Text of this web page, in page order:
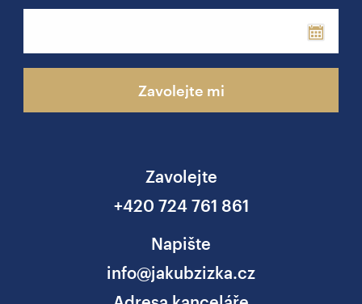
Zavolejte mi
Zavolejte
+420 724 761 861
Napište
info@jakubzizka.cz